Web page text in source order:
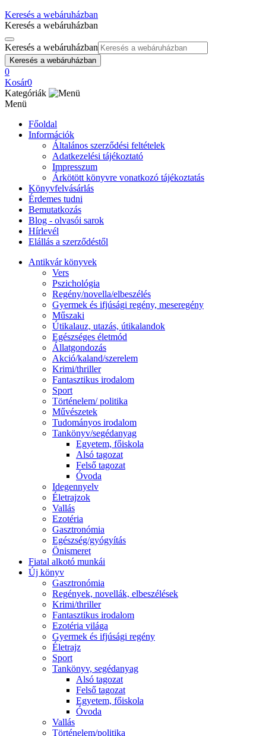
Keresés a webáruházban
Keresés a webáruházban
Keresés a webáruházban
Keresés a webáruházban
0
Kosár0
Kategóriák
Menü
Főoldal
Információk
Általános szerződési feltételek
Adatkezelési tájékoztató
Impresszum
Árkötött könyvre vonatkozó tájékoztatás
Könyvfelvásárlás
Érdemes tudni
Bemutatkozás
Blog - olvasói sarok
Hírlevél
Elállás a szerződéstől
Antikvár könyvek
Vers
Pszichológia
Regény/novella/elbeszélés
Gyermek és ifjúsági regény, meseregény
Műszaki
Útikalauz, utazás, útikalandok
Egészséges életmód
Állatgondozás
Akció/kaland/szerelem
Krimi/thriller
Fantasztikus irodalom
Sport
Történelem/ politika
Művészetek
Tudományos irodalom
Tankönyv/segédanyag
Egyetem, főiskola
Alsó tagozat
Felső tagozat
Óvoda
Idegennyelv
Életrajzok
Vallás
Ezotéria
Gasztronómia
Egészség/gyógyítás
Önismeret
Fiatal alkotó munkái
Új könyv
Gasztronómia
Regények, novellák, elbeszélések
Krimi/thriller
Fantasztikus irodalom
Ezotéria világa
Gyermek és ifjúsági regény
Életrajz
Sport
Tankönyv, segédanyag
Alsó tagozat
Felső tagozat
Egyetem, főiskola
Óvoda
Vallás
Történelem/politika